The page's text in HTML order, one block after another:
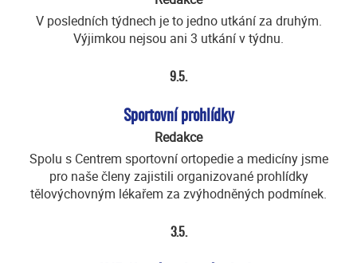
V posledních týdnech je to jedno utkání za druhým.
Výjimkou nejsou ani 3 utkání v týdnu.
9.5.
Sportovní prohlídky
Redakce
Spolu s Centrem sportovní ortopedie a medicíny jsme
pro naše členy zajistili organizované prohlídky
tělovýchovným lékařem za zvýhodněných podmínek.
3.5.